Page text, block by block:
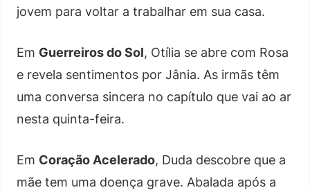
jovem para voltar a trabalhar em sua casa.
Em Guerreiros do Sol, Otília se abre com Rosa
e revela sentimentos por Jânia. As irmãs têm
uma conversa sincera no capítulo que vai ao ar
nesta quinta-feira.
Em Coração Acelerado, Duda descobre que a
mãe tem uma doença grave. Abalada após a